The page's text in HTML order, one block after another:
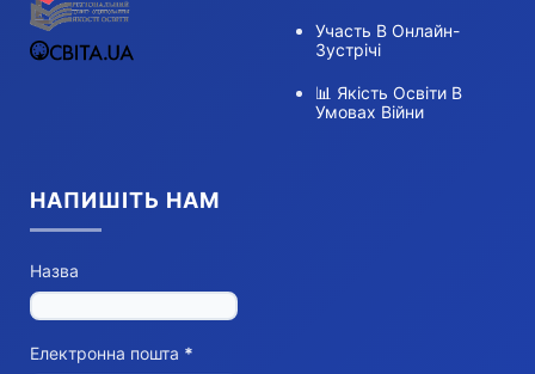
Участь В Онлайн-
Зустрічі
📊 Якість Освіти В
Умовах Війни
НАПИШІТЬ НАМ
Назва
Електронна пошта *